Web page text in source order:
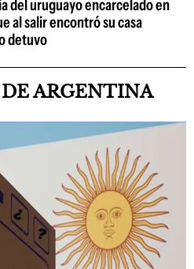
del uruguayo encarcelado en
al salir encontró su casa
detuvo
ARGENTINA